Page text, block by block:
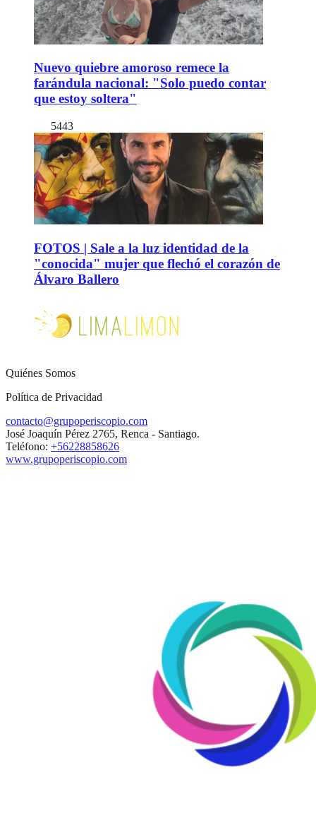
Nuevo quiebre amoroso remece la
farándula nacional: "Solo puedo contar
que estoy soltera"
5443
FOTOS | Sale a la luz identidad de la
"conocida" mujer que flechó el corazón de
Álvaro Ballero
Quiénes Somos
Política de Privacidad
contacto@grupoperiscopio.com
José Joaquín Pérez 2765, Renca - Santiago.
Teléfono: +56228858626
www.grupoperiscopio.com